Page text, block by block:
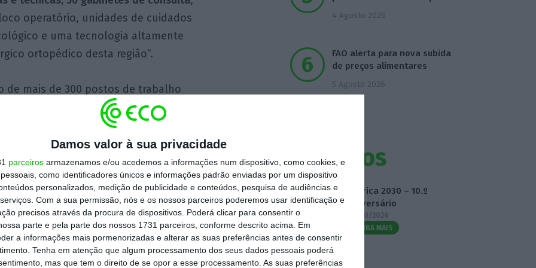
Damos valor à sua privacidade
parceiros armazenamos e/ou acedemos a informações num dispositivo, como cookies, e
como identificadores únicos e informações padrão enviadas por um dispositivo
personalizados, medição de publicidade e conteúdos, pesquisa de audiências e
Com a sua permissão, nós e os nossos parceiros poderemos usar identificação e
precisos através da procura de dispositivos. Poderá clicar para consentir o
parte e pela parte dos nossos 1731 parceiros, conforme descrito acima. Em
a informações mais pormenorizadas e alterar as suas preferências antes de consentir
Tenha em atenção que algum processamento dos seus dados pessoais poderá
mas que tem o direito de se opor a esse processamento. As suas preferências
operatório, unidades de cuidados
e uma tecnologia altamente
ortopédico desta região”.
de mais de 300 postos de trabalho
executivo precisou ainda que o
de saúde, onde trabalham mais de 20
camas ao serviço da população e
traduziu-se, em 2025, em mais de 3,8
200 mil internamentos, quase mil
mais de 6.000 partos. Prestámos cuidados
informou.
4 Agosto 2026
FAO alerta para nova subida
de preços alimentares
5 Agosto 2026
Eventos
Fábrica 2030 – 10.º
Aniversário
14/10/2026
SAIBA MAIS